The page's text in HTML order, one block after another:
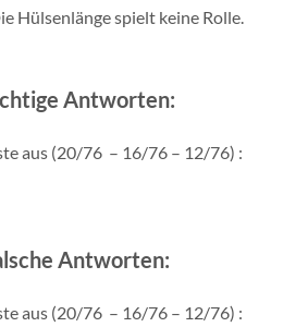
Hülsenlänge spielt keine Rolle.
Antworten:
aus (20/76 – 16/76 – 12/76) :
Antworten:
aus (20/76 – 16/76 – 12/76) :